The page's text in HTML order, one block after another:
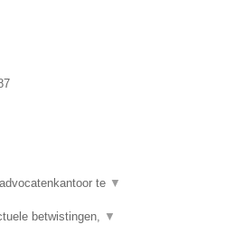
te ▼
betwistingen, ▼